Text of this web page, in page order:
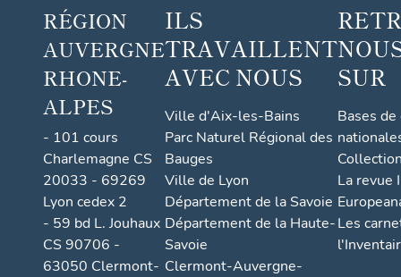
RÉGION
AUVERGNE
RHONE-
ALPES
- 101 cours
Charlemagne CS
20033 - 69269
Lyon cedex 2
- 59 bd L. Jouhaux
CS 90706 -
63050 Clermont-
ILS
TRAVAILLENT
AVEC NOUS
Ville d'Aix-les-Bains
Parc Naturel Régional des
Bauges
Ville de Lyon
Département de la Savoie
Département de la Haute-
Savoie
Clermont-Auvergne-
SUR
Bases
La revue
Les